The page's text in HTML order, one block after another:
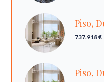
Piso,
737.918 €
Piso,